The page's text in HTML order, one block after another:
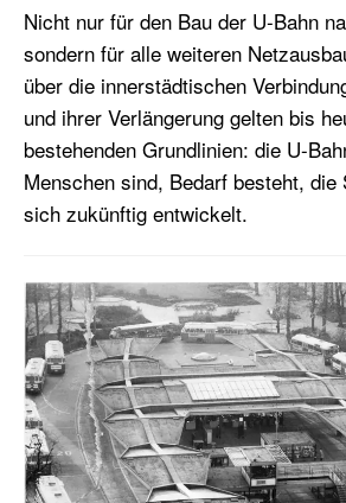
Nicht nur für den Bau der U-Bahn
sondern für alle weiteren
über die innerstädtischen
und ihrer Verlängerung gelten bis
bestehenden Grundlinien: die U-
Menschen sind, Bedarf besteht, die
sich zukünftig entwickelt.